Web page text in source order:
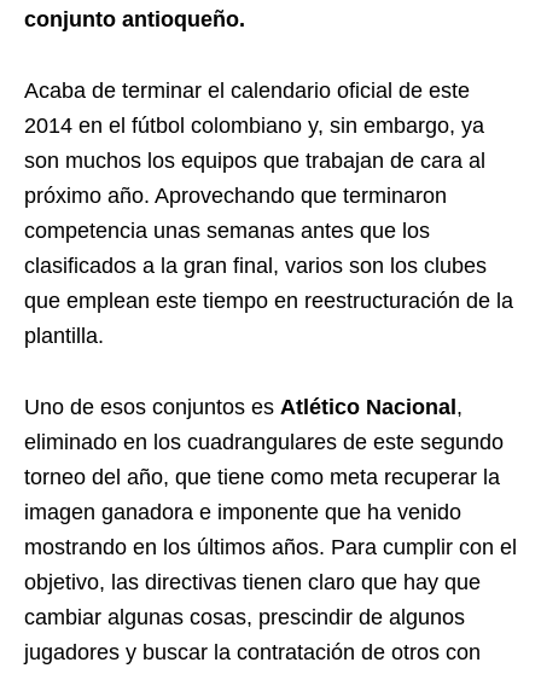
conjunto antioqueño.
Acaba de terminar el calendario oficial de este
2014 en el fútbol colombiano y, sin embargo, ya
son muchos los equipos que trabajan de cara al
próximo año. Aprovechando que terminaron
competencia unas semanas antes que los
clasificados a la gran final, varios son los clubes
que emplean este tiempo en reestructuración de la
plantilla.
Uno de esos conjuntos es Atlético Nacional ,
eliminado en los cuadrangulares de este segundo
torneo del año, que tiene como meta recuperar la
imagen ganadora e imponente que ha venido
mostrando en los últimos años. Para cumplir con el
objetivo, las directivas tienen claro que hay que
cambiar algunas cosas, prescindir de algunos
jugadores y buscar la contratación de otros con